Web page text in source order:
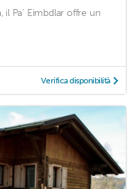
il Pa' Eimbdlar offre un
Verifica disponibilità